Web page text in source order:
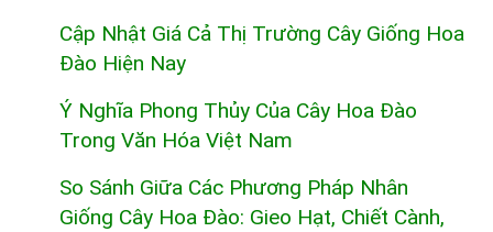
Cập Nhật Giá Cả Thị Trường Cây Giống Hoa
Đào Hiện Nay
Ý Nghĩa Phong Thủy Của Cây Hoa Đào
Trong Văn Hóa Việt Nam
So Sánh Giữa Các Phương Pháp Nhân
Giống Cây Hoa Đào: Gieo Hạt, Chiết Cành,